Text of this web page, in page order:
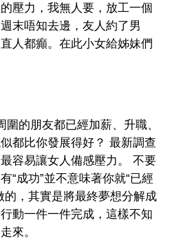
壓力，我無人要，放工一個
末唔知去邊，友人約了男
人都癲。在此小女給姊妹們
圍的朋友都已經加薪、升職、
都比你發展得好？ 最新調查
容易讓女人備感壓力。 不要
“成功”並不意味著你就“已經
的，其實是將最終夢想分解成
動一件一件完成，這樣不知
來。